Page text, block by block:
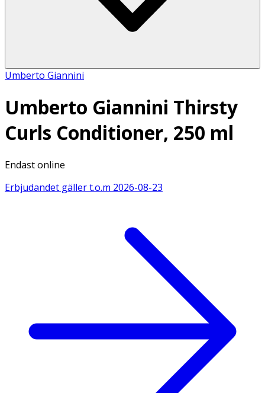
Umberto Giannini
Umberto Giannini Thirsty
Curls Conditioner, 250 ml
Endast online
Erbjudandet gäller t.o.m 2026-08-23